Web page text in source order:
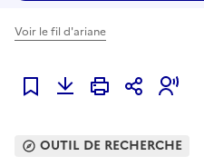
Voir le fil d'ariane
Ajouter à mes favoris
OUTIL DE RECHERCHE